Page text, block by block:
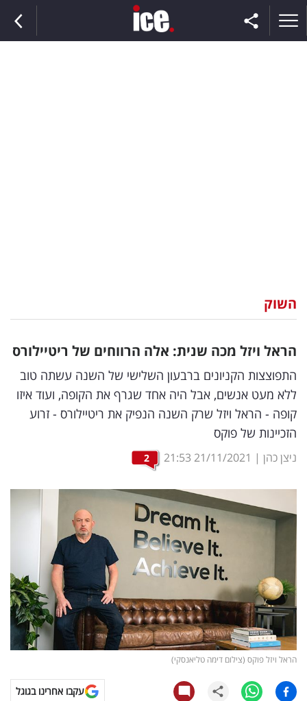
וצרכנות
וטק
שיווק
ופרסום
מדדים
ומחקרים
רכילות
עסקית
קריפטו
השוק
הראל ויזל מכה שנית: אלה הרווחים של ריטיילורס
התפוצצות הקניונים ברבעון השלישי של השנה עשתה טוב
ללא מעט אנשים, אבל היה אחד שגרף את הקופה, ועוד איזו
קופה - הראל ויזל שרק השנה הנפיק את ריטיילורס - זרוע
הזכיינות של פוקס
ניצן כהן |
21/11/2021
21:53
2
הראל ויזל פוקס (צילום דימה טליאנסקי)
עקבו אחרינו בגוגל